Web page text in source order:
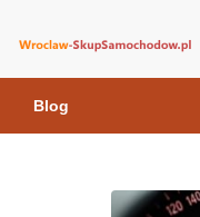
wroclaw-
Blog